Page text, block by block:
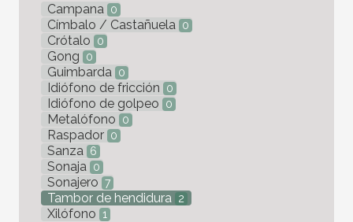
Campana 0
Címbalo / Castañuela 0
Crótalo 0
Gong 0
Guimbarda 0
Idiófono de fricción 0
Idiófono de golpeo 0
Metalófono 0
Raspador 0
Sanza 6
Sonaja 0
Sonajero 7
Tambor de hendidura 2
Xilófono 1